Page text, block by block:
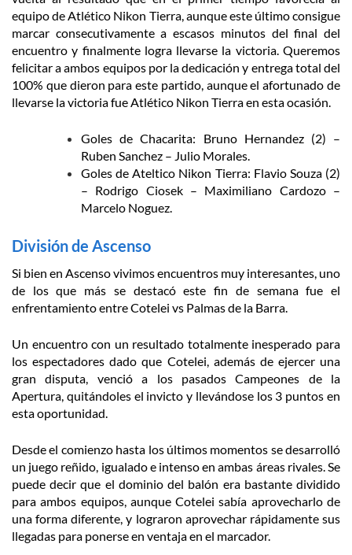
equipo de Atlético Nikon Tierra, aunque este último consigue
marcar consecutivamente a escasos minutos del final del
encuentro y finalmente logra llevarse la victoria. Queremos
felicitar a ambos equipos por la dedicación y entrega total del
100% que dieron para este partido, aunque el afortunado de
llevarse la victoria fue Atlético Nikon Tierra en esta ocasión.
Goles de Chacarita: Bruno Hernandez (2) –
Ruben Sanchez – Julio Morales.
Goles de Ateltico Nikon Tierra: Flavio Souza (2)
– Rodrigo Ciosek – Maximiliano Cardozo –
Marcelo Noguez.
División de Ascenso
Si bien en Ascenso vivimos encuentros muy interesantes, uno
de los que más se destacó este fin de semana fue el
enfrentamiento entre Cotelei vs Palmas de la Barra.
Un encuentro con un resultado totalmente inesperado para
los espectadores dado que Cotelei, además de ejercer una
gran disputa, venció a los pasados Campeones de la
Apertura, quitándoles el invicto y llevándose los 3 puntos en
esta oportunidad.
Desde el comienzo hasta los últimos momentos se desarrolló
un juego reñido, igualado e intenso en ambas áreas rivales. Se
puede decir que el dominio del balón era bastante dividido
para ambos equipos, aunque Cotelei sabía aprovecharlo de
una forma diferente, y lograron aprovechar rápidamente sus
llegadas para ponerse en ventaja en el marcador.